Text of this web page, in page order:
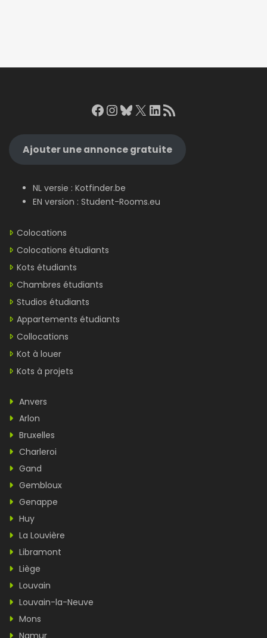
Facebook
Instagram
Bluesky
X LinkedIn
RSS Feed
Ajouter une annonce gratuite
NL versie : Kotfinder.be
EN version : Student-Rooms.eu
Colocations
Colocations étudiants
Kots étudiants
Chambres étudiants
Studios étudiants
Appartements étudiants
Collocations
Kot à louer
Kots à projets
Anvers
Arlon
Bruxelles
Charleroi
Gand
Gembloux
Genappe
Huy
La Louvière
Libramont
Liège
Louvain
Louvain-la-Neuve
Mons
Namur